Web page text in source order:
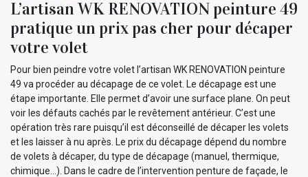
L’artisan WK RENOVATION peinture 49
pratique un prix pas cher pour décaper
votre volet
Pour bien peindre votre volet l’artisan WK RENOVATION peinture
49 va procéder au décapage de ce volet. Le décapage est une
étape importante. Elle permet d’avoir une surface plane. On peut
voir les défauts cachés par le revêtement antérieur. C’est une
opération très rare puisqu’il est déconseillé de décaper les volets
et les laisser à nu après. Le prix du décapage dépend du nombre
de volets à décaper, du type de décapage (manuel, thermique,
chimique…). Dans le cadre de l’intervention penture de façade, le